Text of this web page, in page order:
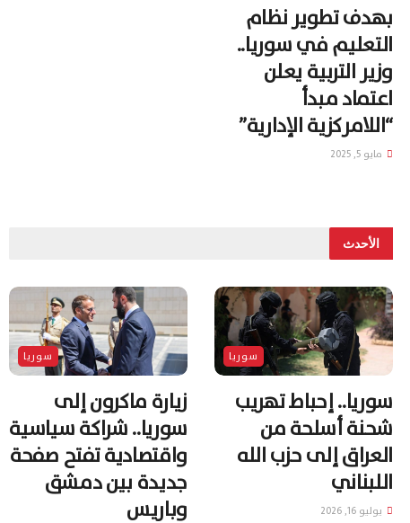
بهدف تطوير نظام
التعليم في سوريا..
وزير التربية يعلن
اعتماد مبدأ
“اللامركزية الإدارية”
مايو 5, 2025
الأحدث
سوريا
سوريا.. إحباط تهريب
شحنة أسلحة من
العراق إلى حزب الله
اللبناني
يوليو 16, 2026
سوريا
زيارة ماكرون إلى
سوريا.. شراكة سياسية
واقتصادية تفتح صفحة
جديدة بين دمشق
وباريس